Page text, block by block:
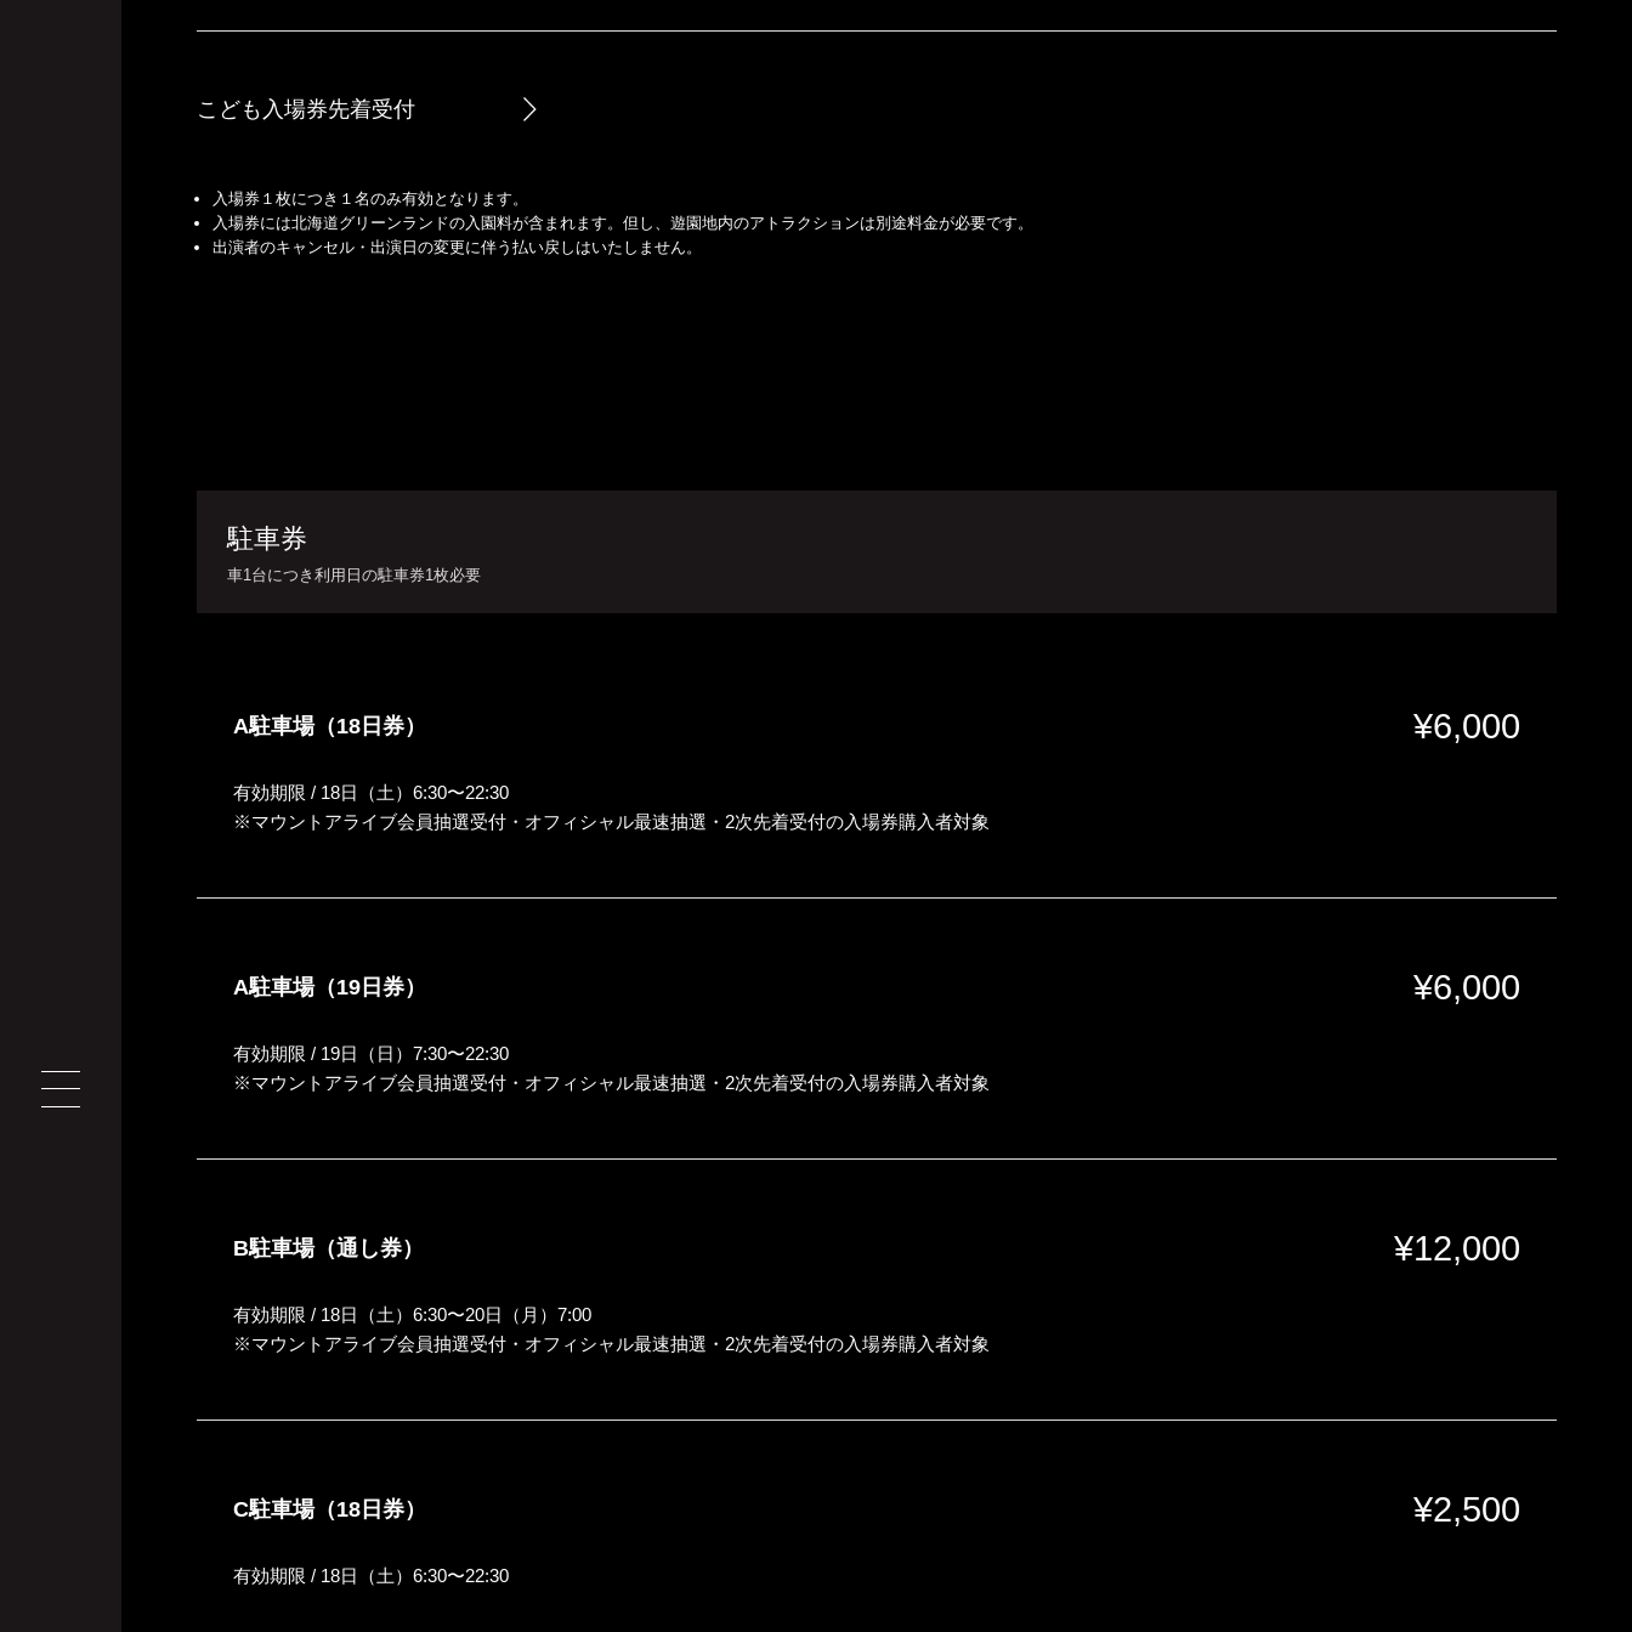
こども入場券先着受付
入場券１枚につき１名のみ有効となります。
入場券には北海道グリーンランドの入園料が含まれます。但し、遊園地内のアトラクションは別途料金が必要です。
出演者のキャンセル・出演日の変更に伴う払い戻しはいたしません。
駐車券
車1台につき利用日の駐車券1枚必要
A駐車場（18日券） ¥6,000
有効期限 / 18日（土）6:30〜22:30
※マウントアライブ会員抽選受付・オフィシャル最速抽選・2次先着受付の入場券購入者対象
A駐車場（19日券） ¥6,000
有効期限 / 19日（日）7:30〜22:30
※マウントアライブ会員抽選受付・オフィシャル最速抽選・2次先着受付の入場券購入者対象
B駐車場（通し券） ¥12,000
有効期限 / 18日（土）6:30〜20日（月）7:00
※マウントアライブ会員抽選受付・オフィシャル最速抽選・2次先着受付の入場券購入者対象
C駐車場（18日券） ¥2,500
有効期限 / 18日（土）6:30〜22:30